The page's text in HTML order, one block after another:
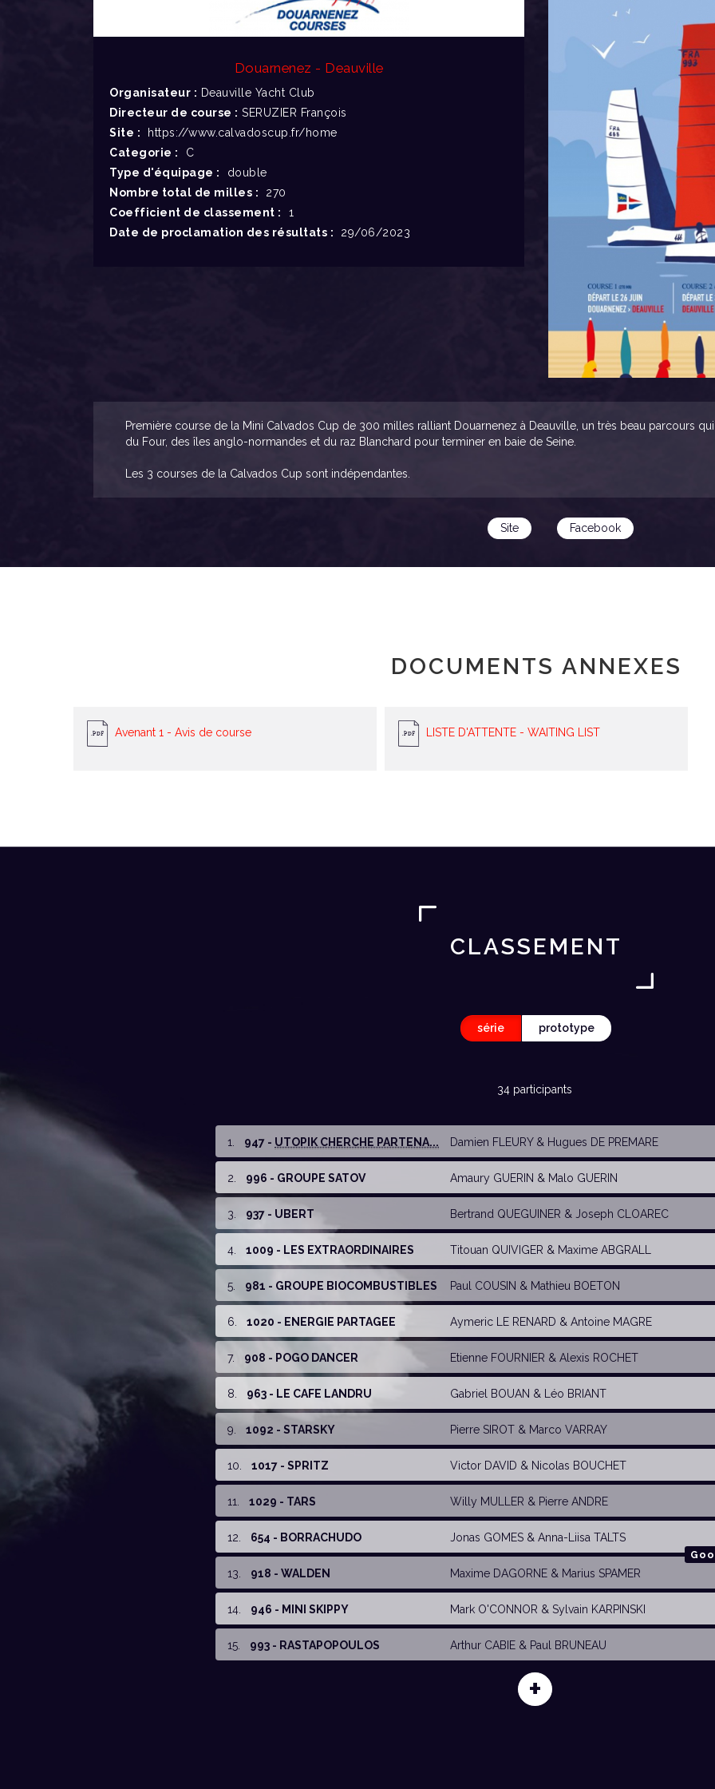
Douarnenez - Deauville
Organisateur : Deauville Yacht Club
Directeur de course : SERUZIER François
Site :
https://www.calvadoscup.fr/home
Categorie : C
Type d'équipage : double
Nombre total de milles : 270
Coefficient de classement : 1
Date de proclamation des résultats : 29/06/2023
Première course de la Mini Calvados Cup de 300 milles ralliant Douarnenez à Deauville, un très beau parcours
du Four, des îles anglo-normandes et du raz Blanchard pour terminer en baie de Seine.
Les 3 courses de la Calvados Cup sont indépendantes.
Site Facebook
DOCUMENTS ANNEXES
Avenant 1 - Avis de course LISTE D'ATTENTE - WAITING LIST
CLASSEMENT
série prototype
34 participants
1 947 - UTOPIK CHERCHE PARTENA... Damien FLEURY& Hugues DE PREMARE
2 996 - GROUPE SATOV Amaury GUERIN & Malo GUERIN
3 937 - UBERT Bertrand QUEGUINER & Joseph CLOAREC
4 1009 - LES EXTRAORDINAIRES Titouan QUIVIGER & Maxime ABGRALL
5 981 - GROUPE BIOCOMBUSTIBLES Paul COUSIN & Mathieu BOETON
6 1020 - ENERGIE PARTAGEE Aymeric LE RENARD & Antoine MAGRE
7. 908 - POGO DANCER Etienne FOURNIER & Alexis ROCHET
8 963 - LE CAFE LANDRU Gabriel BOUAN & Léo BRIANT
9 1092 - STARSKY Pierre SIROT& Marco VARRAY
10 1017 - SPRITZ Victor DAVID & Nicolas BOUCHET
11 1029 - TARS Willy MULLER & Pierre ANDRE
12 654 - BORRACHUDO Jonas GOMES& Anna-Liisa TALTS
13 918 - WALDEN Maxime DAGORNE& Marius SPAMER
14 946 - MINI SKIPPY Mark O'CONNOR & Sylvain KARPINSKI
15 993 - RASTAPOPOULOS Arthur CABIE& Paul BRUNEAU
+